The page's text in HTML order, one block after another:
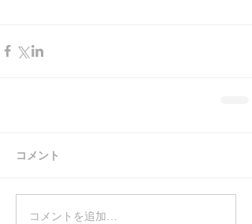
コメント
コメントを追加…